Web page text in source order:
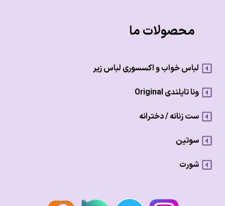
محصولات ما
لباس خواب و اکسسوری لباس زیر
ونا تایلندی Original
ست زنانه / دخترانه
سوتین
شورت